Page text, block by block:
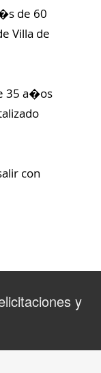
de 60
Villa de
35 a�os
con
y